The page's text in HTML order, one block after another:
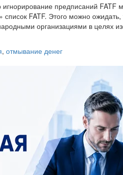
игнорирование предписаний
FATF. Этого можно ожидать,
организациями в целях
, отмывание денег